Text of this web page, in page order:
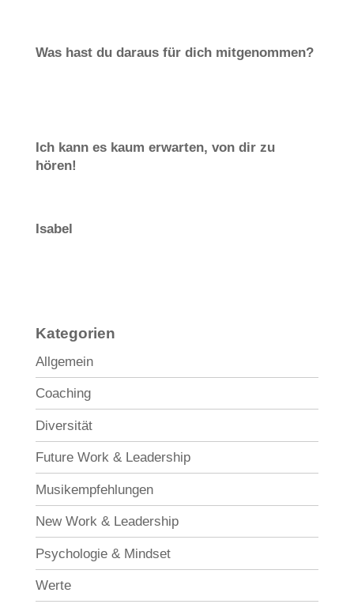
Was hast du daraus für dich mitgenommen?
Ich kann es kaum erwarten, von dir zu
hören!
Isabel
Kategorien
Allgemein
Coaching
Diversität
Future Work & Leadership
Musikempfehlungen
New Work & Leadership
Psychologie & Mindset
Werte